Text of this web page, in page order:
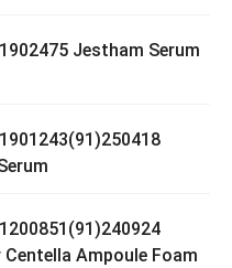
Jestham Serum
Ampoule Foam